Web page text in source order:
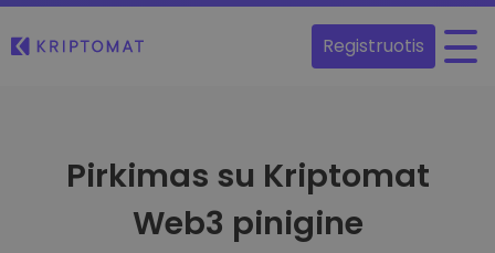
Registruotis
Pirkimas su Kriptomat
Web3 pinigine